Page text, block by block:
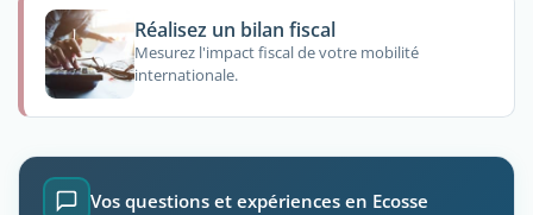
Réalisez un bilan fiscal
Mesurez l'impact fiscal de votre mobilité
internationale.
Vos questions et expériences en Ecosse